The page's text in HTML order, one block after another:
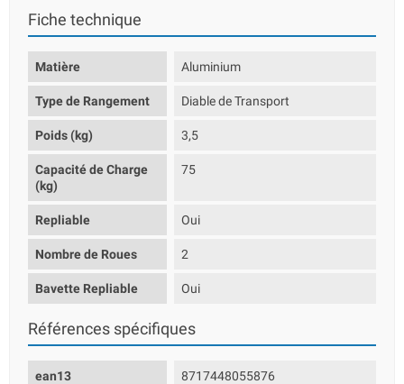
Fiche technique
Matière Aluminium
Type de Rangement Diable de Transport
Poids (kg) 3,5
Capacité de Charge
(kg)
75
Repliable Oui
Nombre de Roues 2
Bavette Repliable Oui
Références spécifiques
ean13 8717448055876